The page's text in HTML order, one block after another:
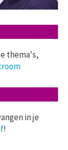
thema's,
in je
!